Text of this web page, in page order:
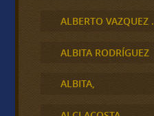
ALBERTO VAZQUEZ .
ALBITA RODRÍGUEZ
ALBITA,